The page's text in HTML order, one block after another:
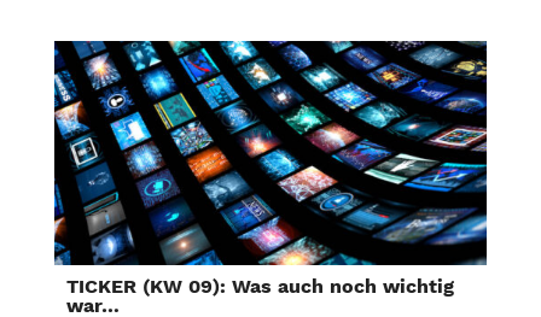
TICKER (KW 09): Was auch noch wichtig
war…